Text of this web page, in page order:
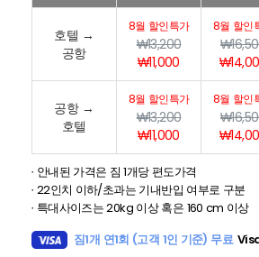
호텔 →
공항
8월 할인특가
₩13,200
₩11,000
8월 할인
공항 →
호텔
8월 할인특가
₩13,200
₩11,000
8월 할인
∙ 안내된 가격은 짐 1개당 편도가격
∙ 22인치 이하/초과는 기내반입 여부로 구분
∙ 특대사이즈는 20kg 이상 혹은 160 cm 이상
짐1개 연1회 (고객 1인 기준) 무료